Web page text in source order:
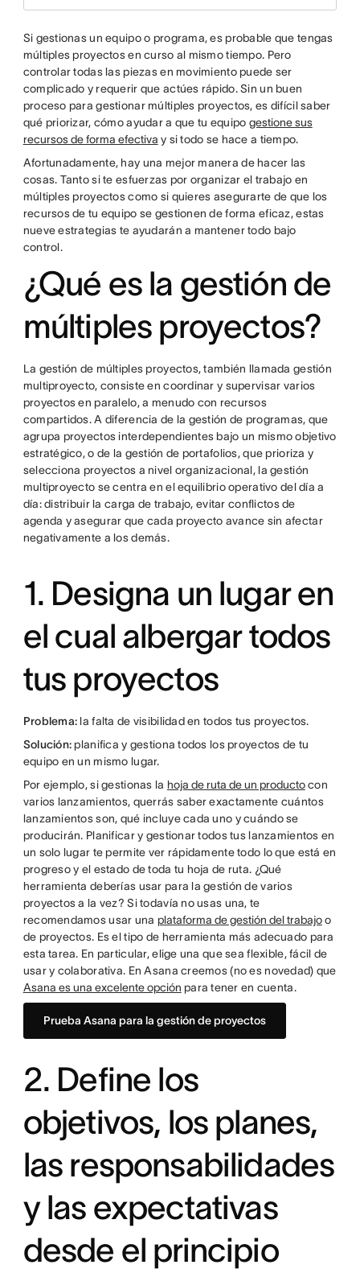
Si gestionas un equipo o programa, es probable que tengas
múltiples proyectos en curso al mismo tiempo. Pero
controlar todas las piezas en movimiento puede ser
complicado y requerir que actúes rápido. Sin un buen
proceso para gestionar múltiples proyectos, es difícil saber
qué priorizar, cómo ayudar a que tu equipo gestione sus
recursos de forma efectiva y si todo se hace a tiempo.
Afortunadamente, hay una mejor manera de hacer las
cosas. Tanto si te esfuerzas por organizar el trabajo en
múltiples proyectos como si quieres asegurarte de que los
recursos de tu equipo se gestionen de forma eficaz, estas
nueve estrategias te ayudarán a mantener todo bajo
control.
¿Qué es la gestión de
múltiples proyectos?
La gestión de múltiples proyectos, también llamada gestión
multiproyecto, consiste en coordinar y supervisar varios
proyectos en paralelo, a menudo con recursos
compartidos. A diferencia de la gestión de programas, que
agrupa proyectos interdependientes bajo un mismo objetivo
estratégico, o de la gestión de portafolios, que prioriza y
selecciona proyectos a nivel organizacional, la gestión
multiproyecto se centra en el equilibrio operativo del día a
día: distribuir la carga de trabajo, evitar conflictos de
agenda y asegurar que cada proyecto avance sin afectar
negativamente a los demás.
1. Designa un lugar en
el cual albergar todos
tus proyectos
Problema: la falta de visibilidad en todos tus proyectos.
Solución: planifica y gestiona todos los proyectos de tu
equipo en un mismo lugar.
Por ejemplo, si gestionas la hoja de ruta de un productocon
varios lanzamientos, querrás saber exactamente cuántos
lanzamientos son, qué incluye cada uno y cuándo se
producirán. Planificar y gestionar todos tus lanzamientos en
un solo lugar te permite ver rápidamente todo lo que está en
progreso y el estado de toda tu hoja de ruta. ¿Qué
herramienta deberías usar para la gestión de varios
proyectos a la vez? Si todavía no usas una, te
recomendamos usar una plataforma de gestión del trabajoo
de proyectos. Es el tipo de herramienta más adecuado para
esta tarea. En particular, elige una que sea flexible, fácil de
usar y colaborativa. En Asana creemos (no es novedad) que
Asana es una excelente opción para tener en cuenta.
Prueba Asana para la gestión de proyectos
2. Define los
objetivos, los planes,
las responsabilidades
y las expectativas
desde el principio